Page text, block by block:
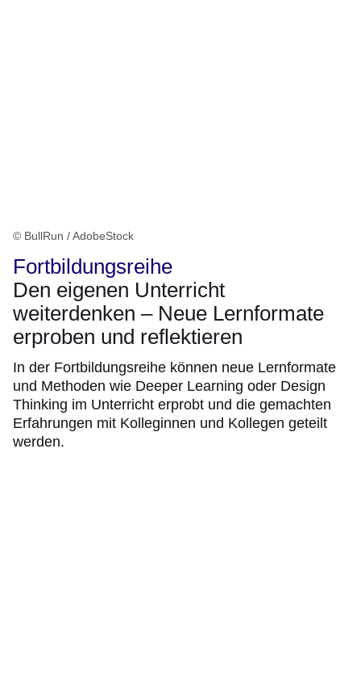
© BullRun / AdobeStock
Fortbildungsreihe
Den eigenen Unterricht
weiterdenken – Neue Lernformate
erproben und reflektieren
In der Fortbildungsreihe können neue Lernformate
und Methoden wie Deeper Learning oder Design
Thinking im Unterricht erprobt und die gemachten
Erfahrungen mit Kolleginnen und Kollegen geteilt
werden.